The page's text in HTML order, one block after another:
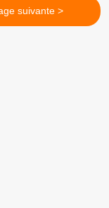
suivante >